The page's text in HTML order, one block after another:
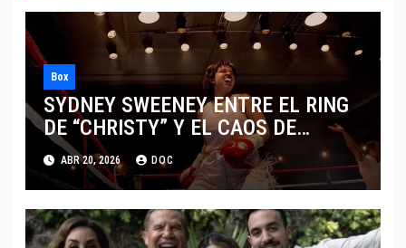
Box
SYDNEY SWEENEY ENTRE EL RING
DE “CHRISTY” Y EL CAOS DE
“EUPHORIA”
ABR 20, 2026 DOC